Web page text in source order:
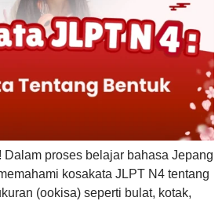
Dalam proses belajar bahasa Jepang
kosakata JLPT N4 tentang
(ookisa) seperti bulat, kotak,